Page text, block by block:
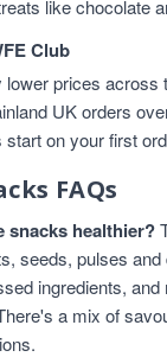
like chocolate
Club
prices across
UK orders
on your first
FAQs
snacks healthier?
seeds, pulses and
ingredients,
a mix of